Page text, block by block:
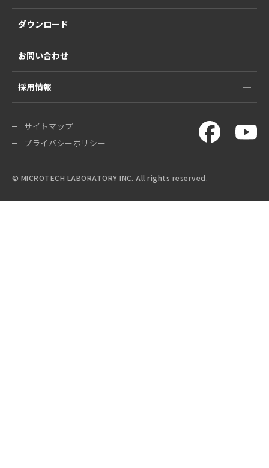
ダウンロード
お問い合わせ
採用情報
© MICROTECH LABORATORY INC. All rights reserved.
サイトマップ
プライバシーポリシー